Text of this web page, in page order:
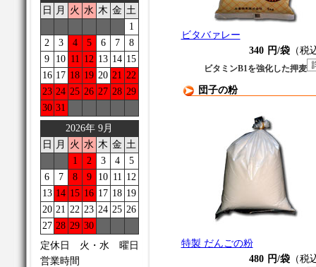
日
月 火 水 木 金 土
1
2
3 4 5 6 7
8
9
10 11 12 13 14 15
16 17 18 19 20 21 22
23 24 25 26 27 28 29
30 31
2026年 9月
日
月 火 水 木 金 土
1
2 3 4
5
6
7 8 9 10 11 12
13 14 15 16 17 18 19
20 21 22 23 24 25 26
27 28 29 30
定休日 火・水 曜日
営業時間
ビタバァレー
340 円/袋（税
ビタミンB1を強化した押麦
団子の粉
特製 だんごの粉
480 円/袋（税